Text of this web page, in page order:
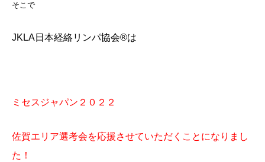
そこで
JKLA日本経絡リンパ協会®️は
ミセスジャパン２０２２
佐賀エリア選考会を応援させていただくことになりまし
た！